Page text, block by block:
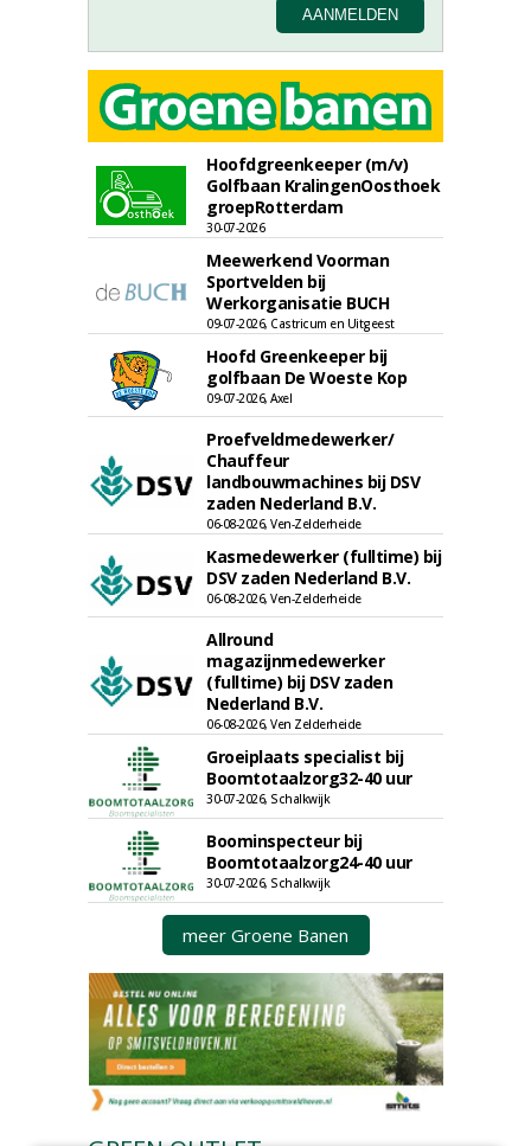
Hoofdgreenkeeper (m/v)
Golfbaan KralingenOosthoek
groepRotterdam
30-07-2026
Meewerkend Voorman
Sportvelden bij
Werkorganisatie BUCH
09-07-2026, Castricum en Uitgeest
Hoofd Greenkeeper bij
golfbaan De Woeste Kop
09-07-2026, Axel
Proefveldmedewerker/
Chauffeur
landbouwmachines bij DSV
zaden Nederland B.V.
06-08-2026, Ven-Zelderheide
Kasmedewerker (fulltime) bij
DSV zaden Nederland B.V.
06-08-2026, Ven-Zelderheide
Allround
magazijnmedewerker
(fulltime) bij DSV zaden
Nederland B.V.
06-08-2026, Ven Zelderheide
Groeiplaats specialist bij
Boomtotaalzorg32-40 uur
30-07-2026, Schalkwijk
Boominspecteur bij
Boomtotaalzorg24-40 uur
30-07-2026, Schalkwijk
meer Groene Banen